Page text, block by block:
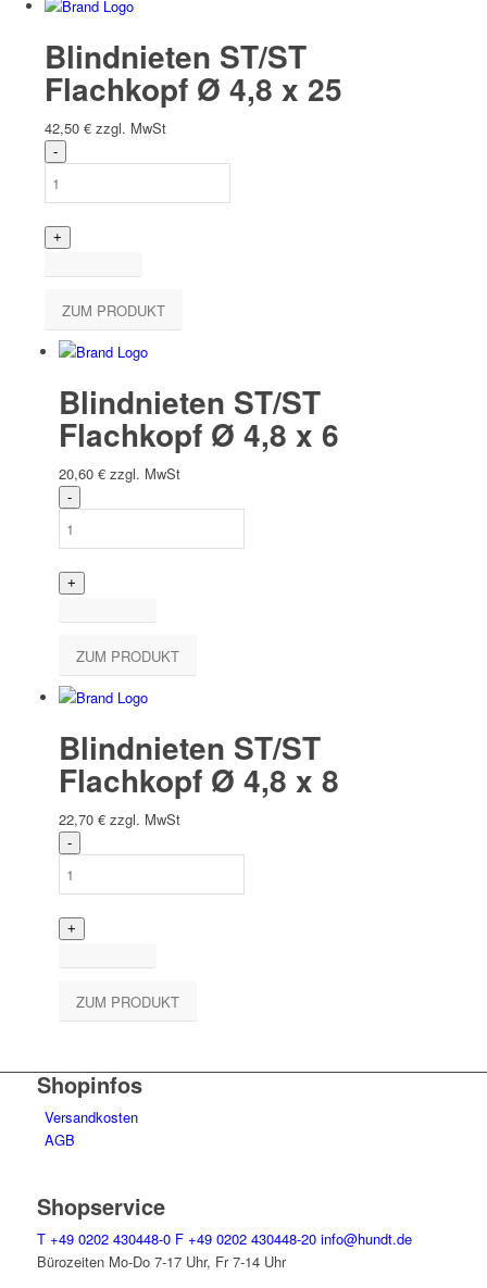
Blindnieten ST/ST
Flachkopf Ø 4,8 x 25
42,50 € zzgl. MwSt
ZUM PRODUKT
Blindnieten ST/ST
Flachkopf Ø 4,8 x 6
20,60 € zzgl. MwSt
ZUM PRODUKT
Blindnieten ST/ST
Flachkopf Ø 4,8 x 8
22,70 € zzgl. MwSt
ZUM PRODUKT
Shopinfos
Versandkosten
AGB
Shopservice
T +49 0202 430448-0 F +49 0202 430448-20 info@hundt.de
Bürozeiten Mo-Do 7-17 Uhr, Fr 7-14 Uhr